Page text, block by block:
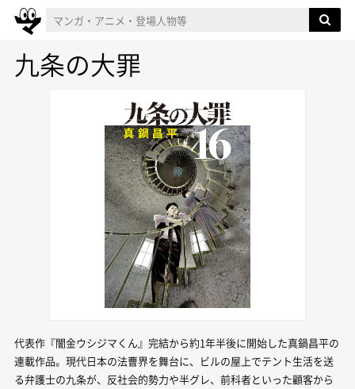
九条の大罪
代表作『闇金ウシジマくん』完結から約1年半後に開始した真鍋昌平の
連載作品。現代日本の法曹界を舞台に、ビルの屋上でテント生活を送
る弁護士の九条が、反社会的勢力や半グレ、前科者といった顧客から